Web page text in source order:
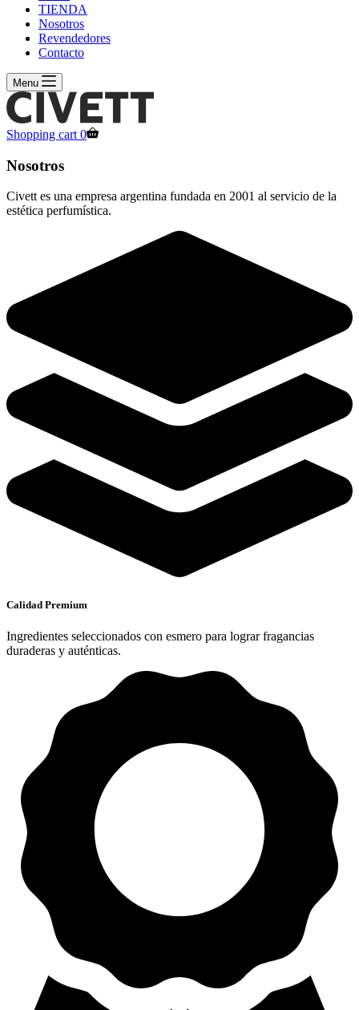
TIENDA
Nosotros
Revendedores
Contacto
Menu
Shopping cart 0
Nosotros
Civett es una empresa argentina fundada en 2001 al servicio de la
estética perfumística.
Calidad Premium
Ingredientes seleccionados con esmero para lograr fragancias
duraderas y auténticas.